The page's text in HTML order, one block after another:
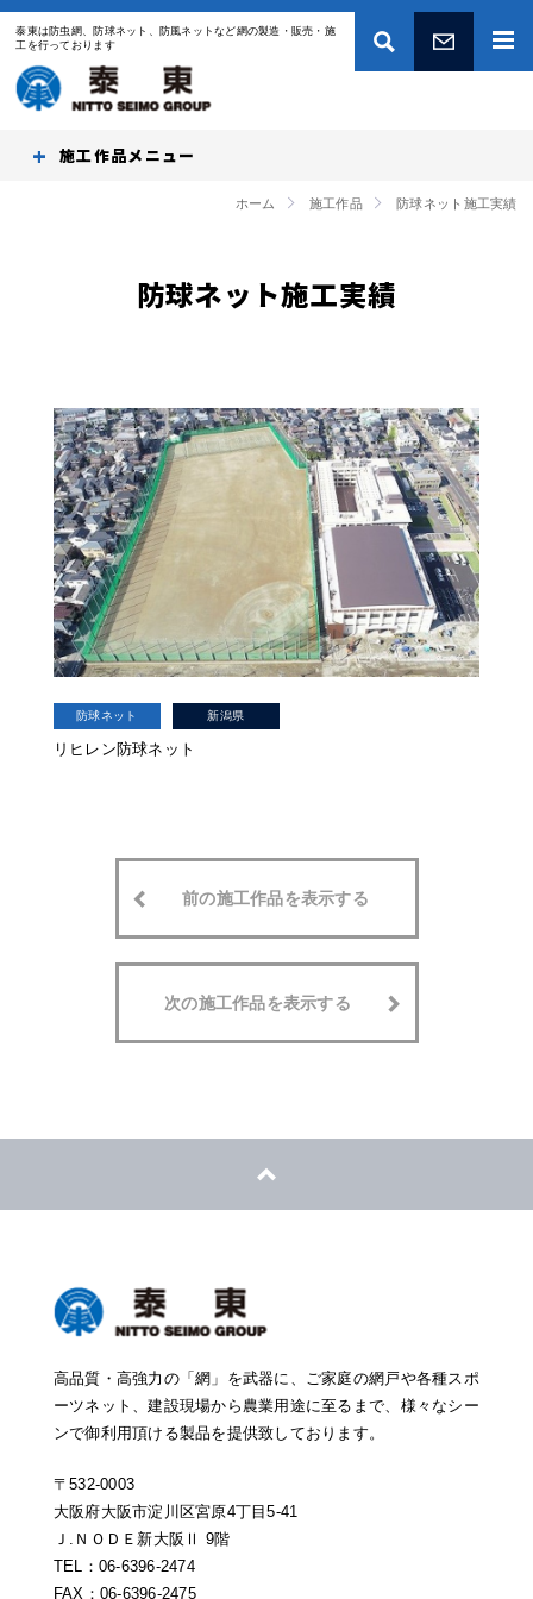
泰東は防虫網、防球ネット、防風ネットなど網の製造・販売・施
工を行っております
施工作品
ホーム 施工作品 防球ネット施工実績
防球ネット施工実績
防球ネット 新潟県
リヒレン防球ネット
前の施工作品を表示する
次の施工作品を表示する
高品質・高強力の「網」を武器に、ご家庭の網戸や各種スポ
ーツネット、建設現場から農業用途に至るまで、様々なシー
ンで御利用頂ける製品を提供致しております。
〒532-0003
大阪府大阪市淀川区宮原4丁目5-41
Ｊ.ＮＯＤＥ新大阪Ⅱ 9階
TEL：06-6396-2474
FAX：06-6396-2475